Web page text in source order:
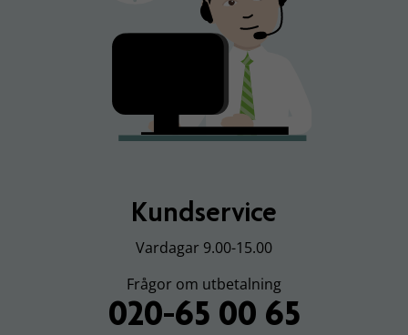
Kundservice
Vardagar 9.00-15.00
Frågor om utbetalning
020-65 00 65